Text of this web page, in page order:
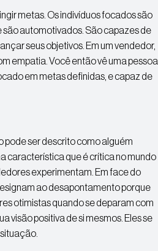
metas. Os indivíduos focados são
são automotivados. São capazes de
seus objetivos. Em um vendedor,
empatia. Você então vê uma pessoa
em metas definidas, e capaz de
pode ser descrito como alguém
característica que é crítica no mundo
experimentam. Em face do
ao desapontamento porque
otimistas quando se deparam com
visão positiva de si mesmos. Eles se